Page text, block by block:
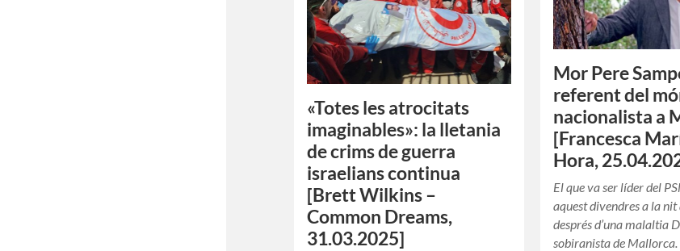
Mor Pere
referent del
nacionalista a
[Francesca
Hora,
El que va ser líder del
aquest divendres a la
després d’una malaltia
sobiranista de
«Totes les atrocitats
imaginables»: la lletania
de crims de guerra
israelians continua
[Brett Wilkins –
Common Dreams,
31.03.2025]